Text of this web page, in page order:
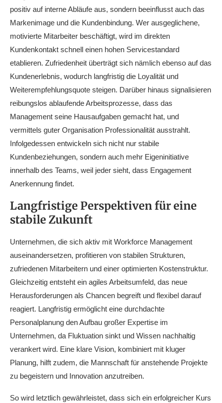
positiv auf interne Abläufe aus, sondern beeinflusst auch das
Markenimage und die Kundenbindung. Wer ausgeglichene,
motivierte Mitarbeiter beschäftigt, wird im direkten
Kundenkontakt schnell einen hohen Servicestandard
etablieren. Zufriedenheit überträgt sich nämlich ebenso auf das
Kundenerlebnis, wodurch langfristig die Loyalität und
Weiterempfehlungsquote steigen. Darüber hinaus signalisieren
reibungslos ablaufende Arbeitsprozesse, dass das
Management seine Hausaufgaben gemacht hat, und
vermittels guter Organisation Professionalität ausstrahlt.
Infolgedessen entwickeln sich nicht nur stabile
Kundenbeziehungen, sondern auch mehr Eigeninitiative
innerhalb des Teams, weil jeder sieht, dass Engagement
Anerkennung findet.
Langfristige Perspektiven für eine
stabile Zukunft
Unternehmen, die sich aktiv mit Workforce Management
auseinandersetzen, profitieren von stabilen Strukturen,
zufriedenen Mitarbeitern und einer optimierten Kostenstruktur.
Gleichzeitig entsteht ein agiles Arbeitsumfeld, das neue
Herausforderungen als Chancen begreift und flexibel darauf
reagiert. Langfristig ermöglicht eine durchdachte
Personalplanung den Aufbau großer Expertise im
Unternehmen, da Fluktuation sinkt und Wissen nachhaltig
verankert wird. Eine klare Vision, kombiniert mit kluger
Planung, hilft zudem, die Mannschaft für anstehende Projekte
zu begeistern und Innovation anzutreiben.
So wird letztlich gewährleistet, dass sich ein erfolgreicher Kurs